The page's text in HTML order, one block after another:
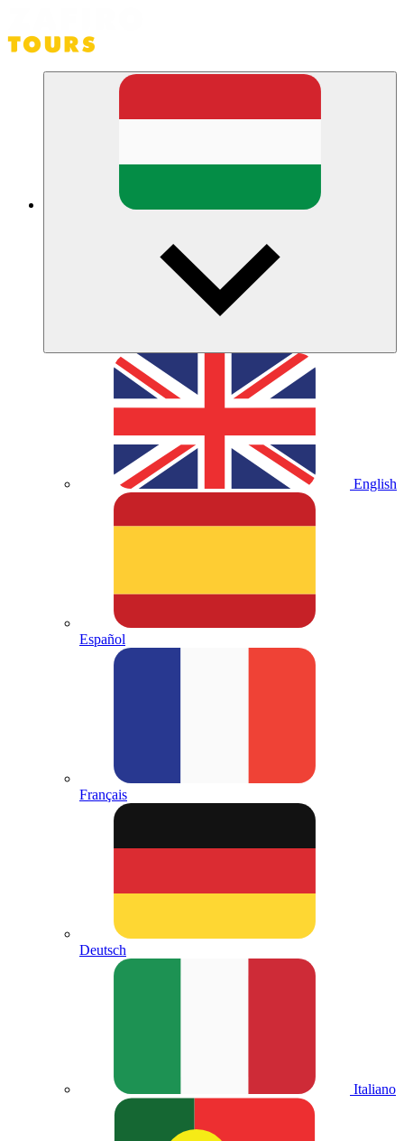
English
Español
Français
Deutsch
Italiano